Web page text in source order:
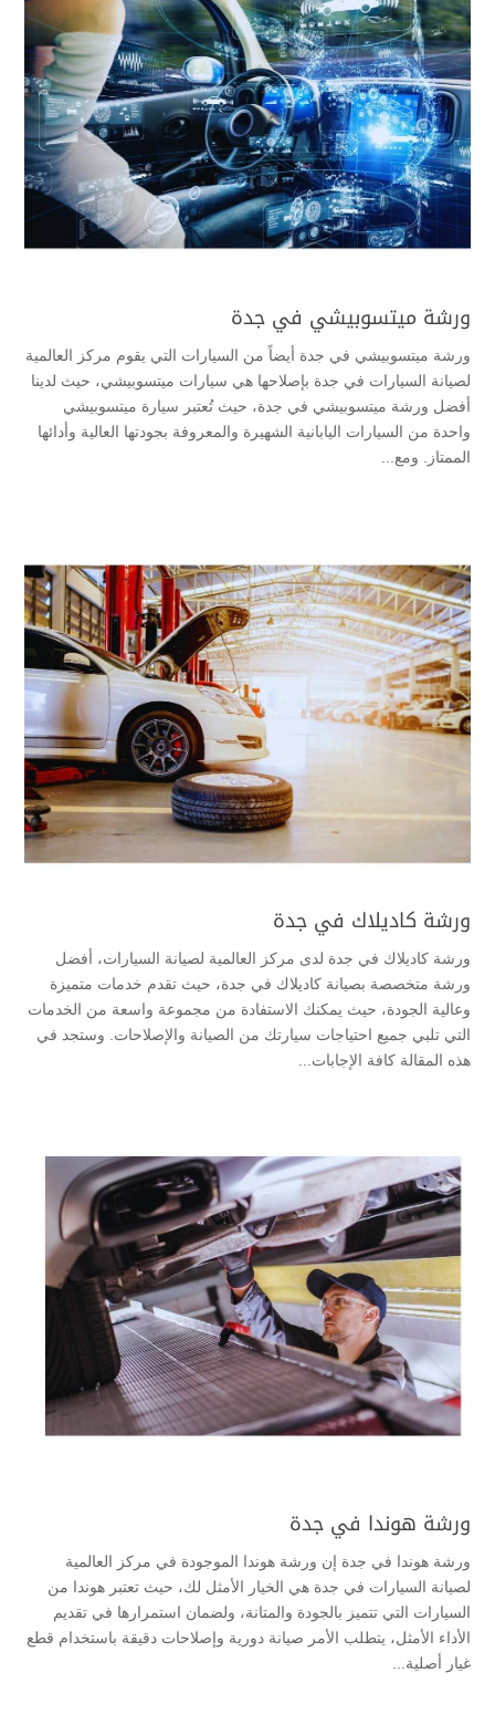
ورشة ميتسوبيشي في جدة
ورشة ميتسوبيشي في جدة أيضاً من السيارات التي يقوم مركز العالمية
لصيانة السيارات في جدة بإصلاحها هي سيارات ميتسوبيشي، حيث لدينا
أفضل ورشة ميتسوبيشي في جدة، حيث تُعتبر سيارة ميتسوبيشي
واحدة من السيارات اليابانية الشهيرة والمعروفة بجودتها العالية وأدائها
الممتاز. ومع...
ورشة كاديلاك في جدة
ورشة كاديلاك في جدة لدى مركز العالمية لصيانة السيارات، أفضل
ورشة متخصصة بصيانة كاديلاك في جدة، حيث تقدم خدمات متميزة
وعالية الجودة، حيث يمكنك الاستفادة من مجموعة واسعة من الخدمات
التي تلبي جميع احتياجات سيارتك من الصيانة والإصلاحات. وستجد في
هذه المقالة كافة الإجابات...
ورشة هوندا في جدة
ورشة هوندا في جدة إن ورشة هوندا الموجودة في مركز العالمية
لصيانة السيارات في جدة هي الخيار الأمثل لك، حيث تعتبر هوندا من
السيارات التي تتميز بالجودة والمتانة، ولضمان استمرارها في تقديم
الأداء الأمثل، يتطلب الأمر صيانة دورية وإصلاحات دقيقة باستخدام قطع
غيار أصلية...